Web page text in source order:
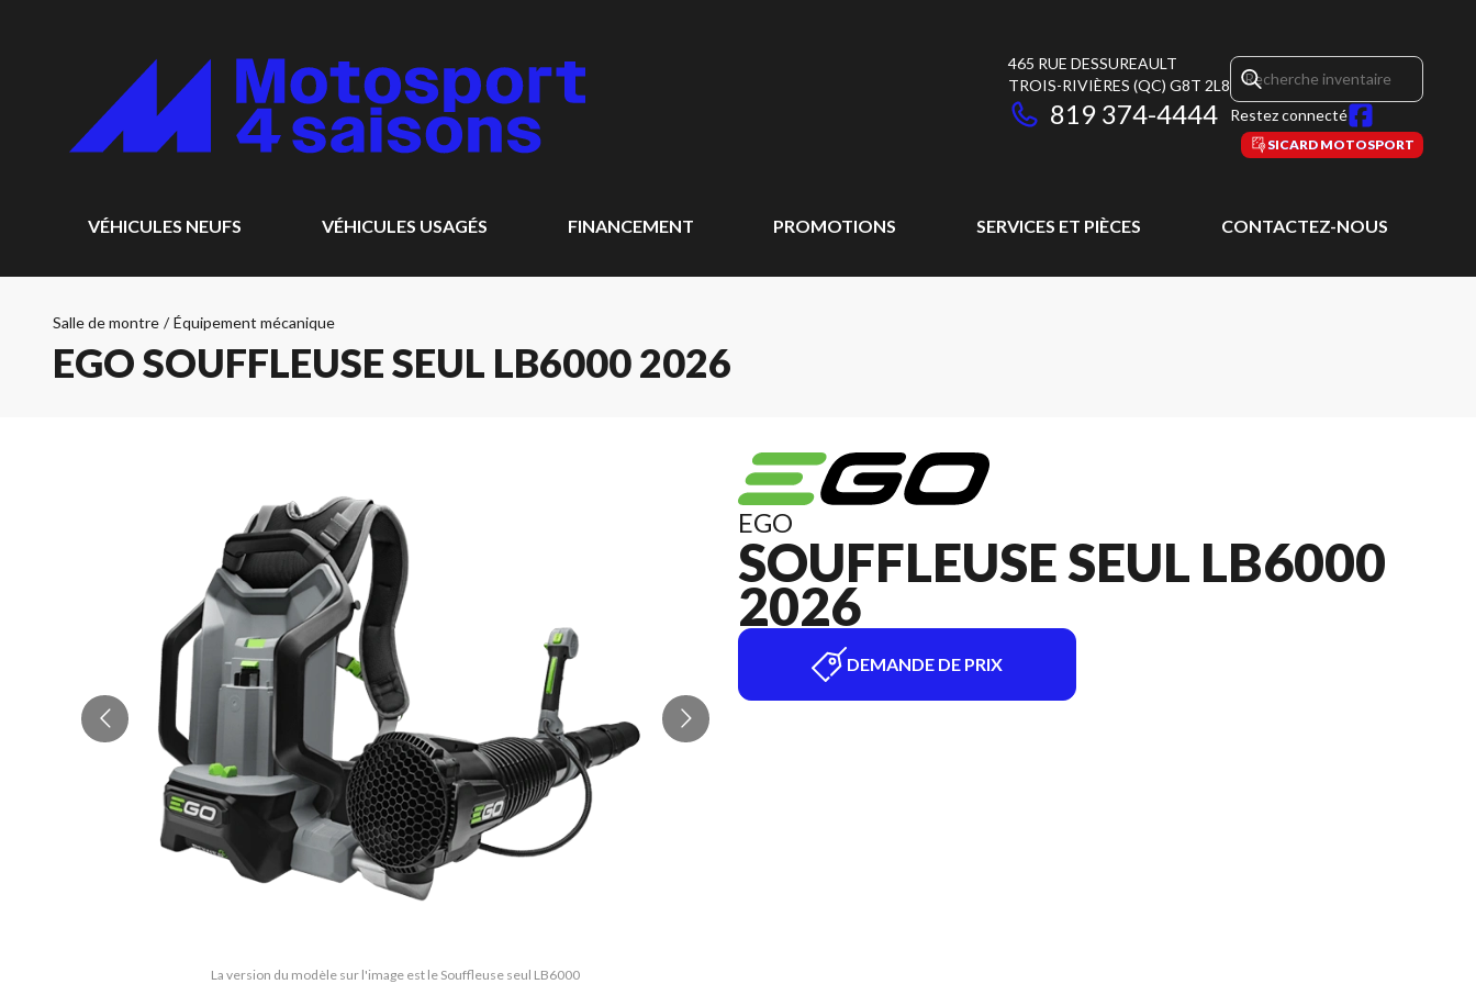
465 RUE DESSUREAULT
TROIS-RIVIÈRES (QC) G8T 2L8
819 374-4444 Restez connecté
SICARD MOTOSPORT
VÉHICULES NEUFS VÉHICULES USAGÉS FINANCEMENT PROMOTIONS SERVICES ET PIÈCES CONTACTEZ-NOUS
Salle de montre / Équipement mécanique
EGO SOUFFLEUSE SEUL LB6000 2026
La version du modèle sur l'image est le Souffleuse seul LB6000
EGO
SOUFFLEUSE SEUL LB6000
2026
DEMANDE DE PRIX